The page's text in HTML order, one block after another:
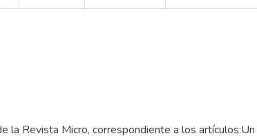
la Revista Micro, correspondiente a los